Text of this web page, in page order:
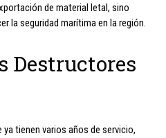
de material letal, sino
la seguridad marítima en la región.
Destructores
tienen varios años de servicio,